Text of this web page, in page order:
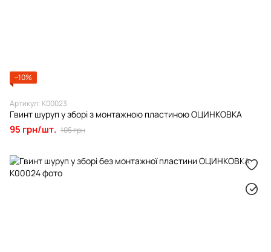
−10%
Артикул: К00023
Гвинт шуруп у зборі з монтажною пластиною ОЦИНКОВКА
95 грн/шт. 105 грн